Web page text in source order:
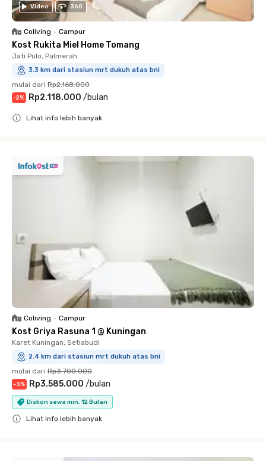
Video 360
Coliving • Campur
Kost Rukita Miel Home Tomang
Jati Pulo, Palmerah
3.3 km dari stasiun mrt dukuh atas bni
mulai dari Rp2.168.000
-2% Rp2.118.000 /bulan
Lihat info lebih banyak
Coliving • Campur
Kost Griya Rasuna 1 @ Kuningan
Karet Kuningan, Setiabudi
2.4 km dari stasiun mrt dukuh atas bni
mulai dari Rp3.700.000
-3% Rp3.585.000 /bulan
Diskon sewa min. 12 Bulan
Lihat info lebih banyak